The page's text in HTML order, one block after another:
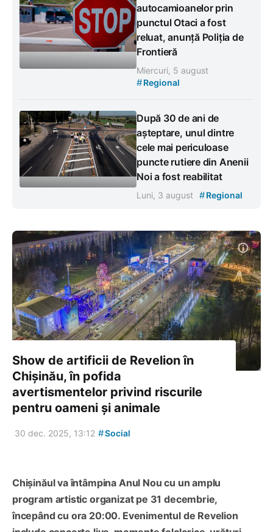
autocamioanelor prin
punctul Otaci a fost
reluat, anunță Poliția de
Frontieră
Miercuri, 5 august
#Regional
După 30 de ani de
așteptare, unul dintre
cele mai periculoase
puncte rutiere din Anenii
Noi a fost reabilitat
Luni, 3 august #Regional
Show de artificii de Revelion în
Chișinău, în pofida
avertismentelor privind riscurile
pentru oameni și animale
30 dec. 2025, 13:12 #Social
Chișinăul va întâmpina Anul Nou cu un amplu
program artistic organizat pe 31 decembrie,
începând cu ora 20:00. Evenimentul de Revelion